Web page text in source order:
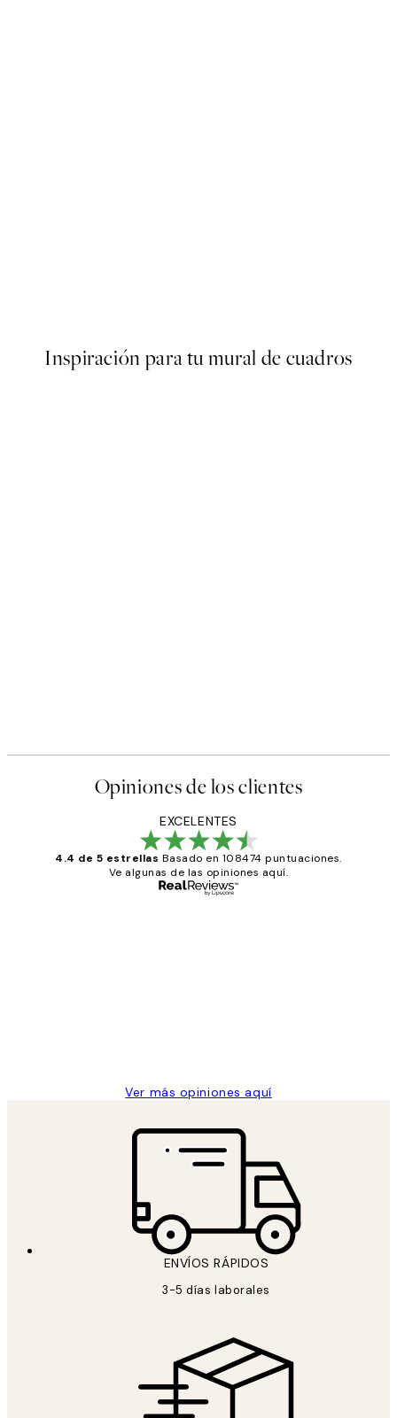
Inspiración para tu mural de cuadros
Opiniones de los clientes
EXCELENTES
4.4 de 5 estrellas Basado en 108474 puntuaciones.
Ve algunas de las opiniones aquí.
Ver más opiniones aquí
ENVÍOS RÁPIDOS
3-5 días laborales